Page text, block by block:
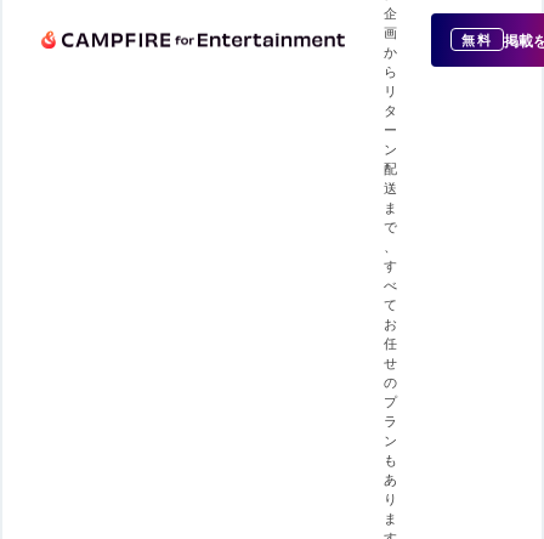
企
画
か
ら
リ
タ
ー
ン
配
送
ま
で
す
べ
て
お
任
せ
の
プ
ラ
ン
も
あ
り
ま
無料 掲載